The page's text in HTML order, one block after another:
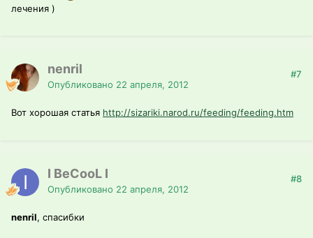
лечения )
nenril
Опубликовано 22 апреля, 2012
#7
Вот хорошая статья http://sizariki.narod.ru/feeding/feeding.htm
I BeCooL I
Опубликовано 22 апреля, 2012
#8
nenril, спасибки